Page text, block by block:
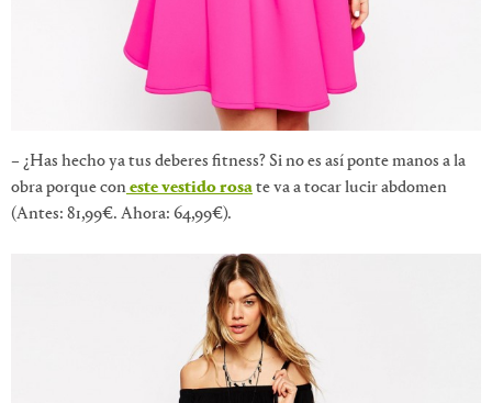
– ¿Has hecho ya tus deberes fitness? Si no es así ponte manos a la
obra porque coneste vestido rosate va a tocar lucir abdomen
(Antes: 81,99€. Ahora: 64,99€).